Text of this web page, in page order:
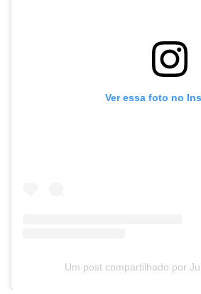
Ver essa foto no
Um post compartilhado por